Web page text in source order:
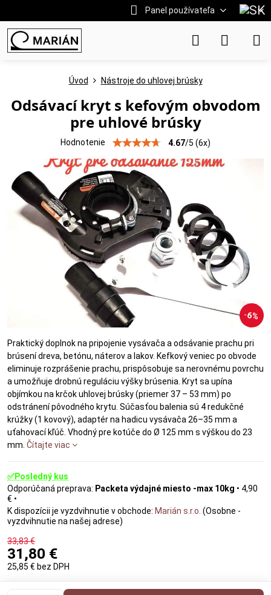
Panel používateľa
6%
Úvod Nástroje do uhlovej brúsky
Odsávací kryt s kefovým obvodom
pre uhlové brúsky
Hodnotenie 4.67/5 (6x)
Praktický doplnok na pripojenie vysávača a odsávanie prachu pri
brúsení dreva, betónu, náterov a lakov. Kefkový veniec po obvode
eliminuje rozprášenie prachu, prispôsobuje sa nerovnému povrchu
a umožňuje drobnú reguláciu výšky brúsenia. Kryt sa upína
objímkou na krčok uhlovej brúsky (priemer 37 – 53 mm) po
odstránení pôvodného krytu. Súčasťou balenia sú 4 redukčné
krúžky (1 kovový), adaptér na hadicu vysávača 26–35 mm a
uťahovací kľúč. Vhodný pre kotúče do Ø 125 mm s výškou do 23
mm. Čítajte viac
✅Posledný kus
Packeta výdajné miesto -max 10kg • 4,90
€ •
Marián s.r.o. (Osobne -
vyzdvihnutie na našej adrese)
33,83 €
31,80 €
25,85 € bez DPH